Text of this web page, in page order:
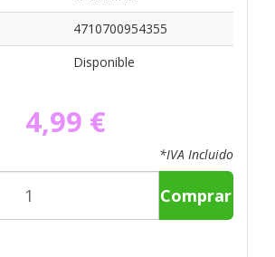
4710700954355
Disponible
4,99 €
*IVA Incluido
Comprar